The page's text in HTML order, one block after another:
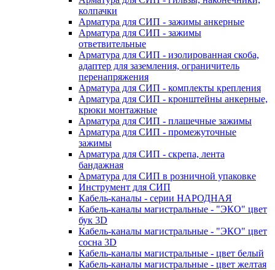
колпачки
Арматура для СИП - зажимы анкерные
Арматура для СИП - зажимы
ответвительные
Арматура для СИП - изолированная скоба,
адаптер для заземления, ограничитель
перенапряжения
Арматура для СИП - комплекты крепления
Арматура для СИП - кронштейны анкерные,
крюки монтажные
Арматура для СИП - плашечные зажимы
Арматура для СИП - промежуточные
зажимы
Арматура для СИП - скрепа, лента
бандажная
Арматура для СИП в розничной упаковке
Инструмент для СИП
Кабель-каналы - серии НАРОДНАЯ
Кабель-каналы магистральные - "ЭКО" цвет
бук 3D
Кабель-каналы магистральные - "ЭКО" цвет
сосна 3D
Кабель-каналы магистральные - цвет белый
Кабель-каналы магистральные - цвет желтая